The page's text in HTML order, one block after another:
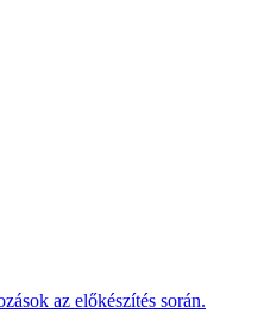
az előkészítés során.